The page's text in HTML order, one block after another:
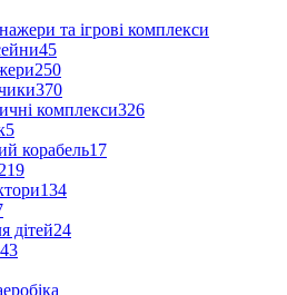
та ігрові комплекси
45
250
370
комплекси326
5
корабель17
219
134
дітей24